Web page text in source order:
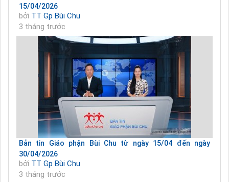
15/04/2026
bởi TT Gp Bùi Chu
3 tháng trước
Bản tin Giáo phận Bùi Chu từ ngày 15/04 đến ngày
30/04/2026
bởi TT Gp Bùi Chu
3 tháng trước